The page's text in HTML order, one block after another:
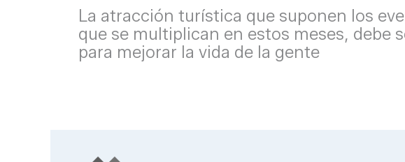
La atracción turística que suponen los
que se multiplican en estos meses, debe
para mejorar la vida de la gente